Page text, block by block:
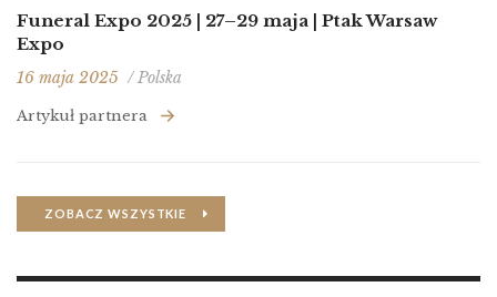
Funeral Expo 2025 | 27–29 maja | Ptak Warsaw
Expo
16 maja 2025 / Polska
Artykuł partnera
ZOBACZ WSZYSTKIE